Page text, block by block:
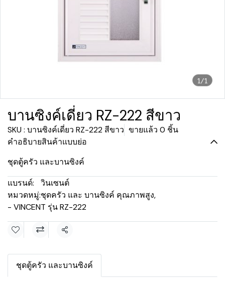
1/1
บานซิงค์เดี่ยว RZ-222 สีขาว
SKU : บานซิงค์เดี่ยว RZ-222 สีขาว ขายแล้ว 0 ชิ้น
คำอธิบายสินค้าแบบย่อ
ชุดตู้ครัว และบานซิงค์
แบรนด์:
วินเซนต์
หมวดหมู่:ชุดครัว และ บานซิงค์ คุณภาพสูง,
- VINCENT รุ่น RZ-222
แชร์
ชุดตู้ครัว และบานซิงค์